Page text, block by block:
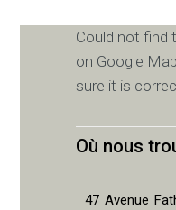
Could not find
on Google
sure it is
Où nous
47 Avenue